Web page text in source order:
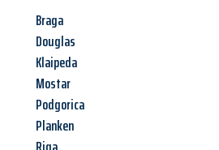
Braga
Douglas
Klaipeda
Mostar
Podgorica
Planken